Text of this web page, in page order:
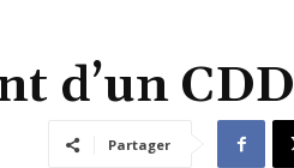
d’un CDD
Partager